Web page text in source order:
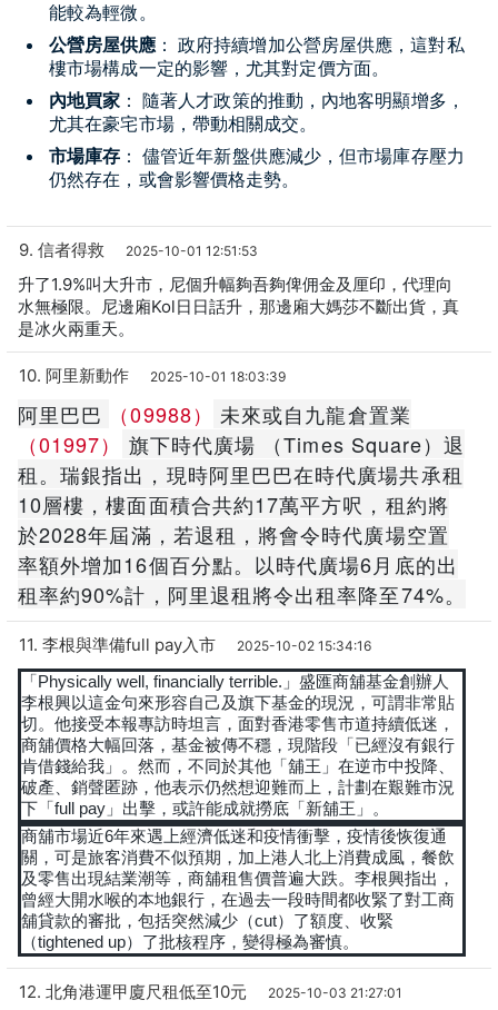
能較為輕微。
公營房屋供應 ： 政府持續增加公營房屋供應，這對私
樓市場構成一定的影響，尤其對定價方面。
內地買家 ： 隨著人才政策的推動，內地客明顯增多，
尤其在豪宅市場，帶動相關成交。
市場庫存 ： 儘管近年新盤供應減少，但市場庫存壓力
仍然存在，或會影響價格走勢。
9. 信者得救 2025-10-01 12:51:53
升了1.9%叫大升市，尼個升幅夠吾夠俾佣金及厘印，代理向
水無極限。尼邊廂Kol日日話升，那邊廂大媽莎不斷出貨，真
是冰火兩重天。
10. 阿里新動作 2025-10-01 18:03:39
阿里巴巴 （09988）
未來或自九龍倉置業
（01997）
旗下時代廣場 （Times Square）退
租。瑞銀指出，現時阿里巴巴在時代廣場共承租
10層樓，樓面面積合共約17萬平方呎，租約將
於2028年屆滿，若退租，將會令時代廣場空置
率額外增加16個百分點。以時代廣場6月底的出
租率約90%計，阿里退租將令出租率降至74%。
11. 李根與準備full pay入市 2025-10-02 15:34:16
「Physically well, financially terrible.」盛匯商舖基金創辦人
李根興以這金句來形容自己及旗下基金的現況，可謂非常貼
切。他接受本報專訪時坦言，面對香港零售市道持續低迷，
商舖價格大幅回落，基金被傳不穩，現階段「已經沒有銀行
肯借錢給我」。然而，不同於其他「舖王」在逆市中投降、
破產、銷聲匿跡，他表示仍然想迎難而上，計劃在艱難市況
下「full pay」出擊，或許能成就撈底「新舖王」。
商舖市場近6年來遇上經濟低迷和疫情衝擊，疫情後恢復通
關，可是旅客消費不似預期，加上港人北上消費成風，餐飲
及零售出現結業潮等，商舖租售價普遍大跌。李根興指出，
曾經大開水喉的本地銀行，在過去一段時間都收緊了對工商
舖貸款的審批，包括突然減少（cut）了額度、收緊
（tightened up）了批核程序，變得極為審慎。
12. 北角港運甲廈尺租低至10元 2025-10-03 21:27:01